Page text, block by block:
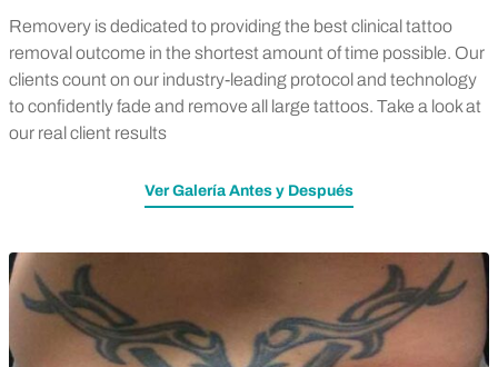
Removery is dedicated to providing the best clinical tattoo
removal outcome in the shortest amount of time possible. Our
clients count on our industry-leading protocol and technology
to confidently fade and remove all large tattoos. Take a look at
our real client results
Ver Galería Antes y Después